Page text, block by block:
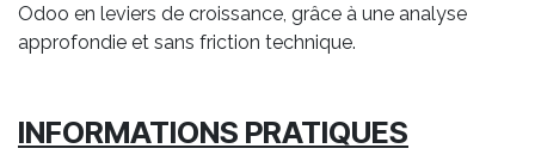
Odoo en leviers de croissance, grâce à une analyse
approfondie et sans friction technique.
INFORMATIONS PRATIQUES